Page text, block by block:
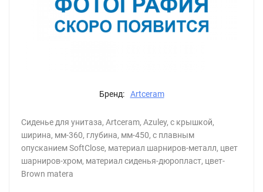
Бренд: Artceram
Сиденье для унитаза, Artceram, Azuley, с крышкой,
ширина, мм-360, глубина, мм-450, с плавным
опусканием SoftClose, материал шарниров-металл, цвет
шарниров-хром, материал сиденья-дюропласт, цвет-
Brown matera